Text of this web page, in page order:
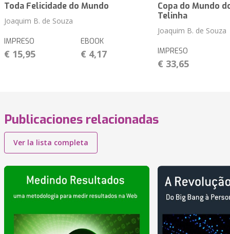
Toda Felicidade do Mundo
Joaquim B. de Souza
IMPRESO
€ 15,95
EBOOK
€ 4,17
Copa do Mundo
Telinha
Joaquim B. de Souza
IMPRESO
€ 33,65
Publicaciones relacionadas
Ver la lista completa